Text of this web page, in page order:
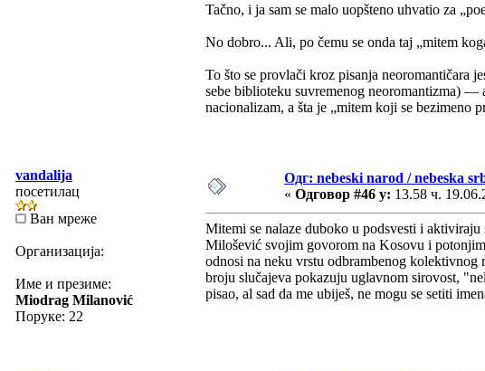
Tačno, i ja sam se malo uopšteno uhvatio za
No dobro... Ali, po čemu se onda taj „mitem
To što se provlači kroz pisanja neoromantičara
sebe biblioteku suvremenog neoromantizma)
nacionalizam, a šta je „mitem koji se
vandalija
посетилац
Ван мреже
Организација:
Име и презиме:
Miodrag Milanović
Поруке: 22
Одг: nebeski narod / nebeska
« Одговор #46 у: 13.58 ч.
Mitemi se nalaze duboko u podsvesti i
Milošević svojim govorom na Kosovu i
odnosi na neku vrstu odbrambenog kolektivnog
broju slučajeva pokazuju uglavnom sirovost,
pisao, al sad da me ubiješ, ne mogu se setiti